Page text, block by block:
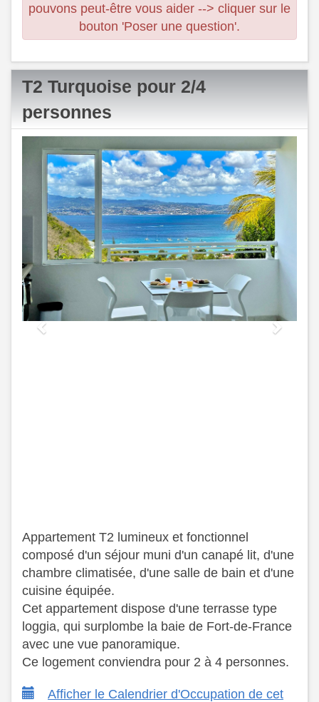
pouvons peut-être vous aider --> cliquer sur le
bouton 'Poser une question'.
T2 Turquoise pour 2/4
personnes
Previous Next
Appartement T2 lumineux et fonctionnel
composé d'un séjour muni d'un canapé lit, d'une
chambre climatisée, d'une salle de bain et d'une
cuisine équipée.
​ Cet appartement dispose d'une terrasse type
loggia, qui surplombe la baie de Fort-de-France
avec une vue panoramique.
​ Ce logement conviendra pour 2 à 4 personnes.
Afficher le Calendrier d'Occupation de cet